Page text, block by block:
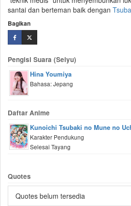
santai dan berteman baik dengan
Bagikan
Pengisi Suara (Seiyu)
Hina Youmiya
Bahasa: Jepang
Daftar Anime
Kunoichi Tsubaki no Mune no
Karakter Pendukung
Selesai Tayang
Quotes
Quotes belum tersedia